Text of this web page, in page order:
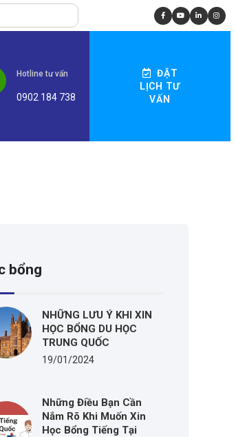
Hotline tư vấn
0902 184 738
ĐẶT
LỊCH TƯ
VẤN
bổng
NHỮNG LƯU Ý KHI XIN
HỌC BỔNG DU HỌC
TRUNG QUỐC
19/01/2024
Những Điều Bạn Cần
Nắm Rõ Khi Muốn Xin
Học Bổng Tiếng Tại